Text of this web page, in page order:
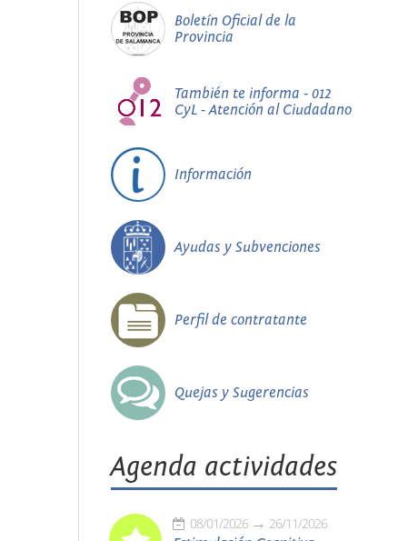
Boletín Oficial de la
Provincia
También te informa - 012
CyL - Atención al Ciudadano
Información
Ayudas y Subvenciones
Perfil de contratante
Quejas y Sugerencias
Agenda actividades
08/01/2026 26/11/2026